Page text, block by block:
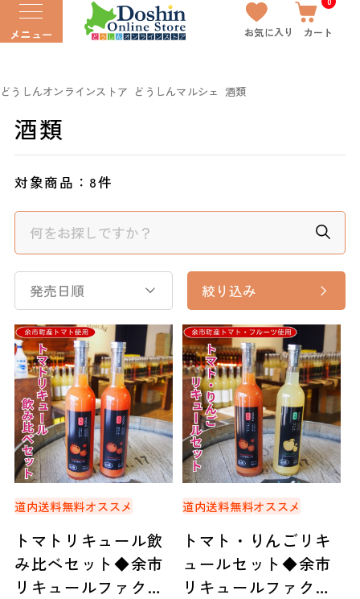
メニュー お気に入り カート
どうしんオンラインストア どうしんマルシェ 酒類
酒類
対象商品： 8件
発売日順 絞り込み
道内送料無料オススメ
トマトリキュール飲
み比べセット◆余市
リキュールファクト
道内送料無料オススメ
トマト・りんごリキ
ュールセット◆余市
リキュールファクト